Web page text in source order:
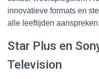
innovatieve formats en
alle leeftijden aanspreken.
Star Plus en
Television